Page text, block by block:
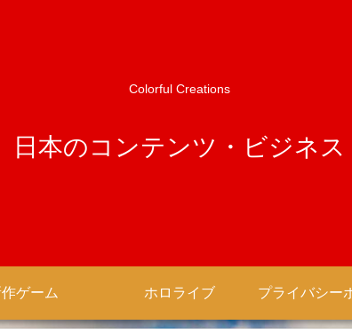
Colorful Creations
日本のコンテンツ・ビジネス
ゲーム ホロライブ